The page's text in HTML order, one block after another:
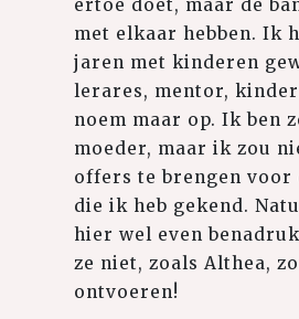
ertoe doet, maar de
met elkaar hebben. Ik
jaren met kinderen
lerares, mentor,
noem maar op. Ik ben
moeder, maar ik zou
offers te brengen voor
die ik heb gekend.
hier wel even
ze niet, zoals Althea,
ontvoeren!